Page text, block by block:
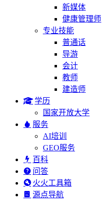
新媒体
健康管理师
专业技能
普通话
导游
会计
教师
建造师
学历
国家开放大学
服务
AI培训
GEO服务
百科
问答
火火工具箱
源点导航